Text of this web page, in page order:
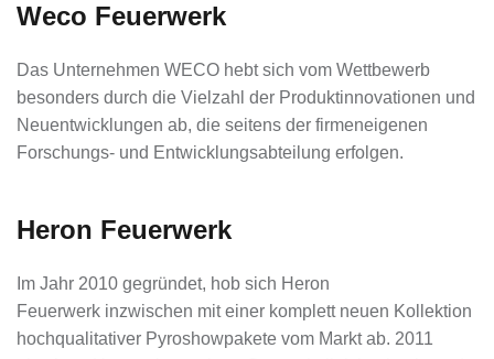
Weco Feuerwerk
Das Unternehmen WECO hebt sich vom Wettbewerb
besonders durch die Vielzahl der Produktinnovationen und
Neuentwicklungen ab, die seitens der firmeneigenen
Forschungs- und Entwicklungsabteilung erfolgen.
Heron Feuerwerk
Im Jahr 2010 gegründet, hob sich Heron
Feuerwerk inzwischen mit einer komplett neuen Kollektion
hochqualitativer Pyroshowpakete vom Markt ab. 2011